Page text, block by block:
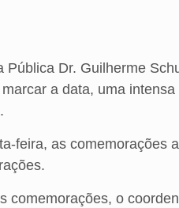
Pública Dr. Guilherme
a data, uma
feira, as comemorações
comemorações, o